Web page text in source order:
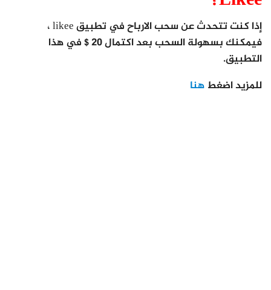
إذا كنت تتحدث عن سحب الارباح في تطبيق likee ،
فيمكنك بسهولة السحب بعد اكتمال 20 $ في هذا
التطبيق.
للمزيد اضغط هنا